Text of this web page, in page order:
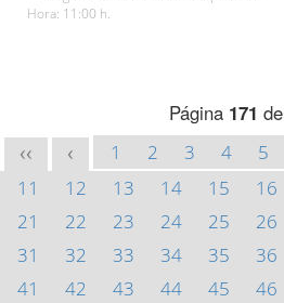
Hora: 11:00 h.
Página 171 de
<< < 1 2 3 4 5
11
12 13 14 15 16
21
22 23 24 25 26
31
32 33 34 35 36
41
42 43 44 45 46